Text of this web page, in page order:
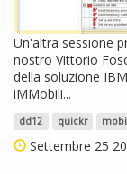
Un'altra sessione
nostro Vittorio
della soluzione
iMMobili...
dd12 quickr
Settembre 25